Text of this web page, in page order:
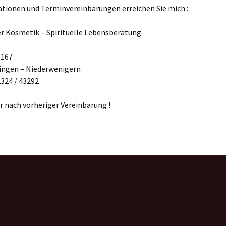
und Terminvereinbarungen erreichen Sie mich :
Kosmetik – Spirituelle Lebensberatung
– Niederwenigern
/ 43292
nach vorheriger Vereinbarung !